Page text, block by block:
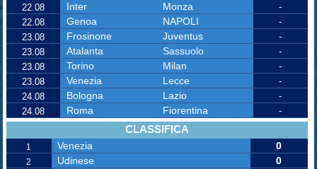
22.08
Inter Monza
-
22.08
Genoa NAPOLI
-
23.08
Frosinone Juventus
-
23.08
Atalanta Sassuolo
-
23.08
Torino Milan
-
23.08
Venezia Lecce
-
24.08
Bologna Lazio
-
24.08
Roma Fiorentina -
CLASSIFICA
1 Venezia 0
2 Udinese 0